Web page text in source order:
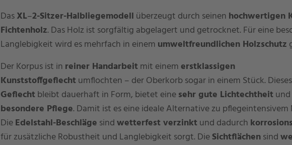
DasXL–2-Sitzer-Halbliegemodell überzeugt durch seinen hochwertigen
Fichtenholz. Das Holz ist sorgfältig abgelagert und getrocknet. Für eine
Langlebigkeit wird es mehrfach in einem umweltfreundlichen Holzschutz
Der Korpus ist in reiner Handarbeitmit einem erstklassigen
Kunststoffgeflechtumflochten – der Oberkorb sogar in einem Stück. Dieses
Geflechtbleibt dauerhaft in Form, bietet einesehr gute Lichtechtheitund
besondere Pflege. Damit ist es eine ideale Alternative zu
DieEdelstahl-Beschläge sindwetterfest verzinktund dadurch
für zusätzliche Robustheit und Langlebigkeit sorgt. DieSichtflächensind